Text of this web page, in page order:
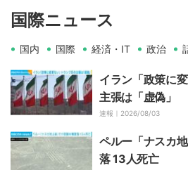
国際ニュース
国内 国際 経済・IT 政治
イラン「政策に
主張は「虚偽」
速報｜ 2026/08/03
ペルー「ナスカ
落 13人死亡